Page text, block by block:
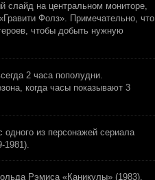
слайд на центральном мониторе,
Фолз». Примечательно, что
чтобы добыть нужную
2 часа пополудни.
когда часы показывают 3
одного из персонажей сериала
1981).
Рэмиса «Каникулы» (1983).